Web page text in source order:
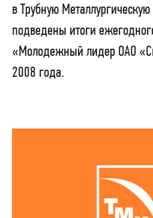
в Трубную
подведены итоги
«Молодежный лидер ОАО
2008 года.